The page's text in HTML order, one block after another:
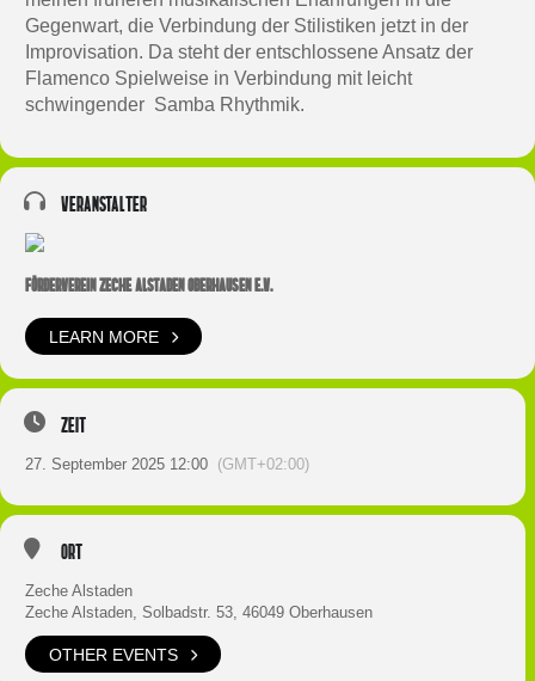
Gegenwart, die Verbindung der Stilistiken jetzt in der
Improvisation. Da steht der entschlossene Ansatz der
Flamenco Spielweise in Verbindung mit leicht
schwingender Samba Rhythmik.
Veranstalter
FÖRDERVEREIN ZECHE ALSTADEN OBERHAUSEN E.V.
LEARN MORE
Zeit
27. September 2025 12:00 (GMT+02:00)
Ort
Zeche Alstaden
Zeche Alstaden, Solbadstr. 53, 46049 Oberhausen
OTHER EVENTS